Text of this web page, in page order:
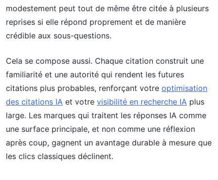
modestement peut tout de même être citée à plusieurs
reprises si elle répond proprement et de manière
crédible aux sous-questions.
Cela se compose aussi. Chaque citation construit une
familiarité et une autorité qui rendent les futures
citations plus probables, renforçant votre optimisation
des citations IA et votre visibilité en recherche IA plus
large. Les marques qui traitent les réponses IA comme
une surface principale, et non comme une réflexion
après coup, gagnent un avantage durable à mesure que
les clics classiques déclinent.